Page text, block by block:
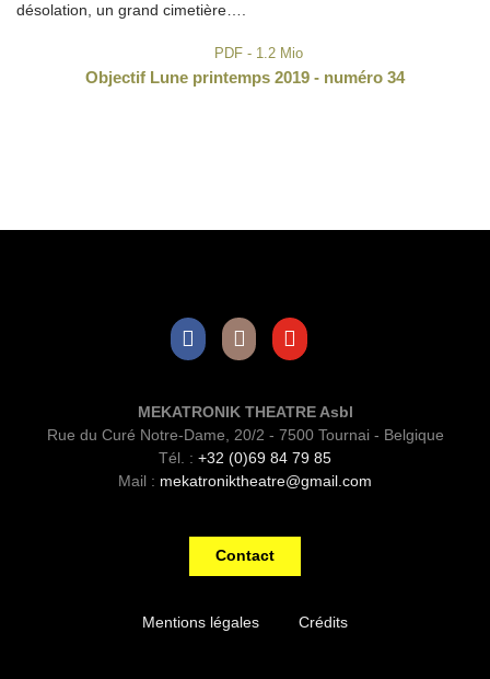
désolation, un grand cimetière….
PDF - 1.2 Mio
Objectif Lune printemps 2019 - numéro 34
MEKATRONIK THEATRE Asbl
Rue du Curé Notre-Dame, 20/2 - 7500 Tournai - Belgique
Tél. : +32 (0)69 84 79 85
Mail : mekatroniktheatre@gmail.com
Contact
Mentions légales Crédits